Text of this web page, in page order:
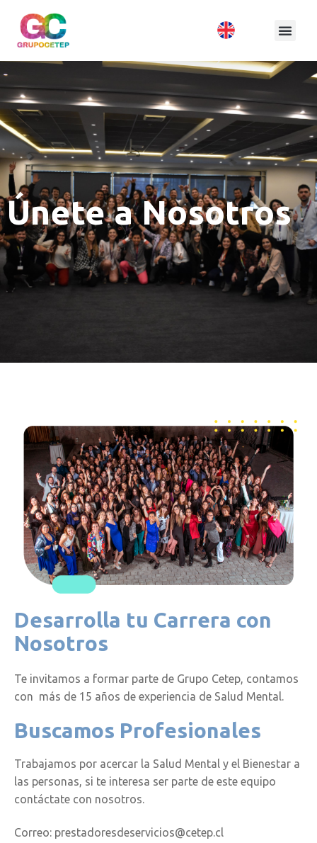
Únete a Nosotros
Desarrolla tu Carrera con
Nosotros
Te invitamos a formar parte de Grupo Cetep, contamos
con más de 15 años de experiencia de Salud Mental.
Buscamos Profesionales
Trabajamos por acercar la Salud Mental y el Bienestar a
las personas, si te interesa ser parte de este equipo
contáctate con nosotros.
Correo: prestadoresdeservicios@cetep.cl